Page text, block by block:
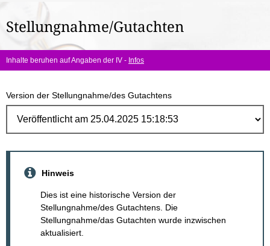
hier:
Stellungnahme/Gutachten
Inhalte beruhen auf Angaben der IV - Infos
Version der Stellungnahme/des Gutachtens
Hinweis
Dies ist eine historische Version der
Stellungnahme/des Gutachtens. Die
Stellungnahme/das Gutachten wurde inzwischen
aktualisiert.